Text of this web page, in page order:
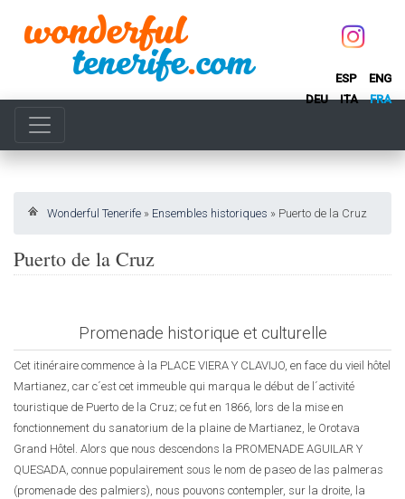
ESP
ENG
DEU
ITA FRA
Wonderful Tenerife » Ensembles historiques » Puerto de la Cruz
Puerto de la Cruz
Promenade historique et culturelle
Cet itinéraire commence à la PLACE VIERA Y CLAVIJO, en face du vieil hôtel
Martianez, car c´est cet immeuble qui marqua le début de l´activité
touristique de Puerto de la Cruz; ce fut en 1866, lors de la mise en
fonctionnement du sanatorium de la plaine de Martianez, le Orotava
Grand Hôtel. Alors que nous descendons la PROMENADE AGUILAR Y
QUESADA, connue populairement sous le nom de paseo de las palmeras
(promenade des palmiers), nous pouvons contempler, sur la droite, la